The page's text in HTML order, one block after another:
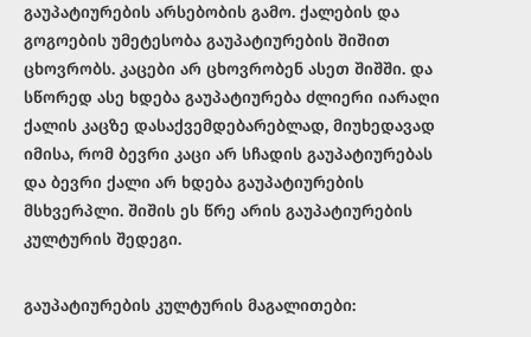
გაუპატიურების არსებობის გამო. ქალების და
გოგოების უმეტესობა გაუპატიურების შიშით
ცხოვრობს. კაცები არ ცხოვრობენ ასეთ შიშში. და
სწორედ ასე ხდება გაუპატიურება ძლიერი იარაღი
ქალის კაცზე დასაქვემდებარებლად, მიუხედავად
იმისა, რომ ბევრი კაცი არ სჩადის გაუპატიურებას
და ბევრი ქალი არ ხდება გაუპატიურების
მსხვერპლი. შიშის ეს წრე არის გაუპატიურების
კულტურის შედეგი.
გაუპატიურების კულტურის მაგალითები: